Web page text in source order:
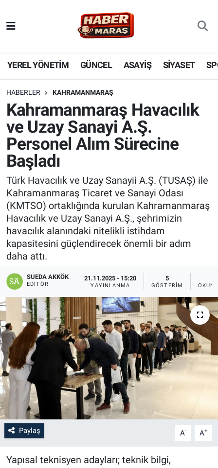
YEREL YÖNETİM GÜNCEL ASAYİŞ SİYASET
HABERLER KAHRAMANMARAŞ
Kahramanmaraş Havacılık
ve Uzay Sanayi A.Ş.
Personel Alım Sürecine
Başladı
Türk Havacılık ve Uzay Sanayii A.Ş. (TUSAŞ) ile
Kahramanmaraş Ticaret ve Sanayi Odası
(KMTSO) ortaklığında kurulan Kahramanmaraş
Havacılık ve Uzay Sanayi A.Ş., şehrimizin
havacılık alanındaki nitelikli istihdam
kapasitesini güçlendirecek önemli bir adım
daha attı.
SUEDA AKKÖK
EDITÖR
21.11.2025 - 15:20
YAYINLANMA
5
GÖSTERIM
Paylaş A- A+
Yapısal teknisyen adayları; teknik bilgi,
YEREL YÖNETİM
GÜNCEL
KADIN AİLE
SPOR
DÜNYA
EKONOMİ
SİYASET
SAĞLIK
YAŞAM
EĞİTİM
ASAYİŞ
MAGAZİN
KÜLTÜR-SANAT
ÇEVRE
Nöbetçi Eczaneler
Hava Durumu
Süper Lig Puan Durumu ve Fikstür
Tüm Manşetler
Son Dakika Haberleri
Haber Arşivi